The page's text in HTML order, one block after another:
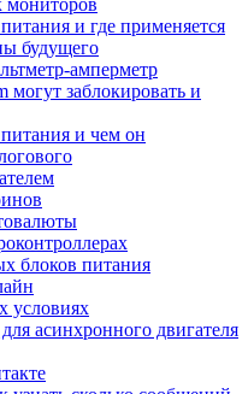
мониторов
и где применяется
будущего
амперметр
заблокировать и
и чем он
блоков питания
условиях
асинхронного двигателя